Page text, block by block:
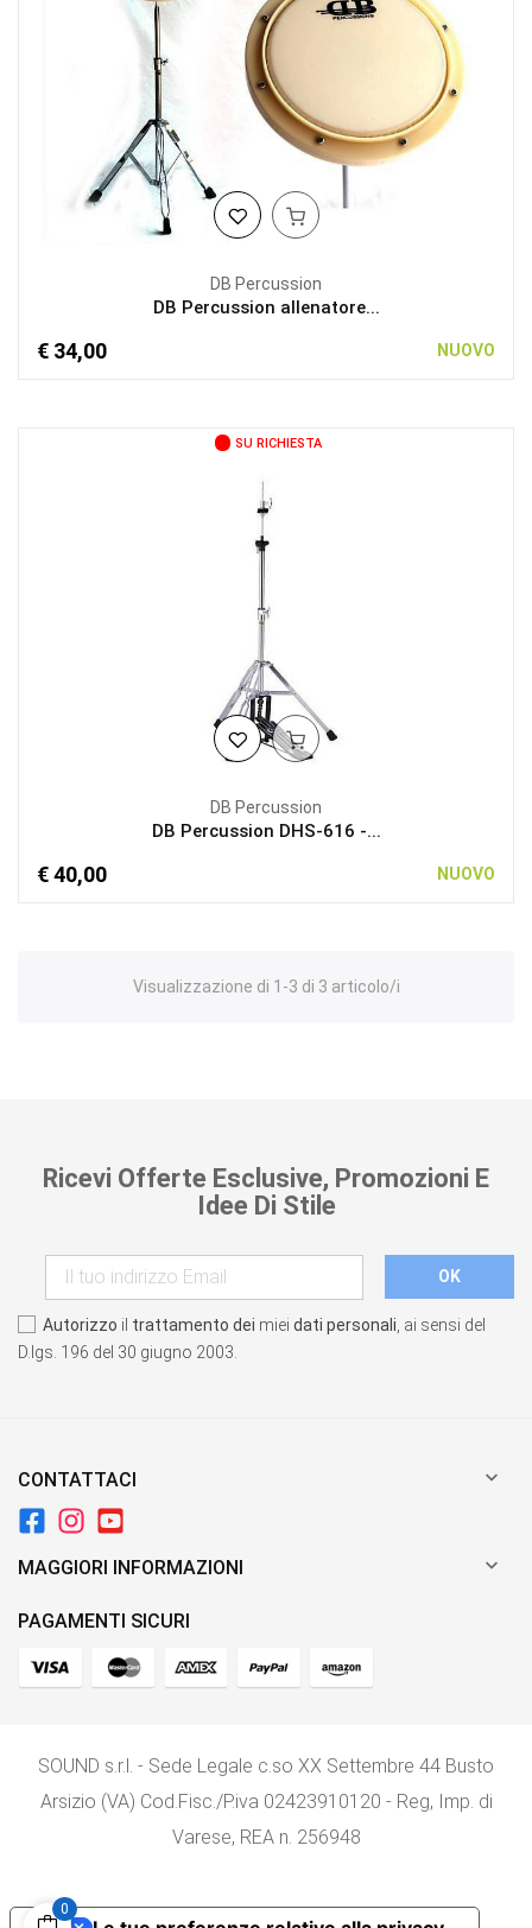
DB Percussion
DB Percussion allenatore...
€ 34,00 NUOVO
SU RICHIESTA
DB Percussion
DB Percussion DHS-616 -...
€ 40,00 NUOVO
Visualizzazione di 1-3 di 3 articolo/i
Ricevi Offerte Esclusive, Promozioni E
Idee Di Stile
Autorizzo il trattamento dei miei dati personali , ai sensi del
D.lgs. 196 del 30 giugno 2003.
CONTATTACI 
MAGGIORI INFORMAZIONI 
PAGAMENTI SICURI
SOUND s.r.l. - Sede Legale c.so XX Settembre 44 Busto
Arsizio (VA) Cod.Fisc./P.iva 02423910120 - Reg, Imp. di
Varese, REA n. 256948
0